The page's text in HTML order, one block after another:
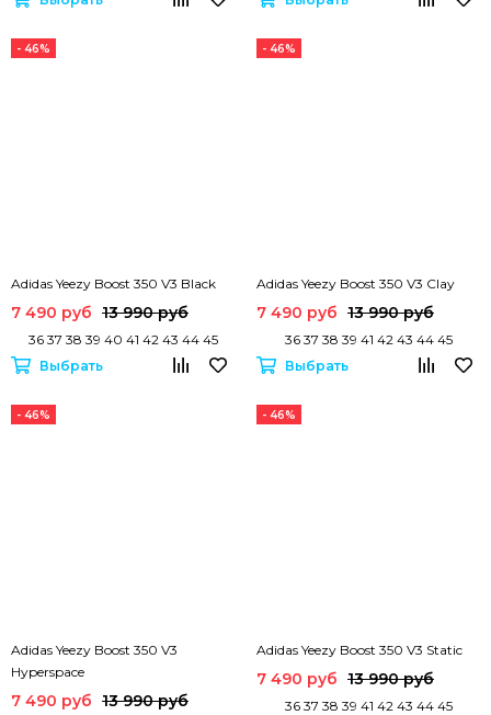
- 46%
Adidas Yeezy Boost 350 V3 Black
7 490 руб 13 990 руб
36 37 38 39 40 41 42 43 44 45
Выбрать
- 46%
Adidas Yeezy Boost 350 V3 Clay
7 490 руб 13 990 руб
36 37 38 39 41 42 43 44 45
Выбрать
- 46%
Adidas Yeezy Boost 350 V3
Hyperspace
7 490 руб 13 990 руб
- 46%
Adidas Yeezy Boost 350 V3 Static
7 490 руб 13 990 руб
36 37 38 39 41 42 43 44 45